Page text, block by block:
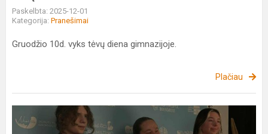
Paskelbta: 2025-12-01
Kategorija: Pranešimai
Gruodžio 10d. vyks tėvų diena gimnazijoje.
Plačiau
METŲ